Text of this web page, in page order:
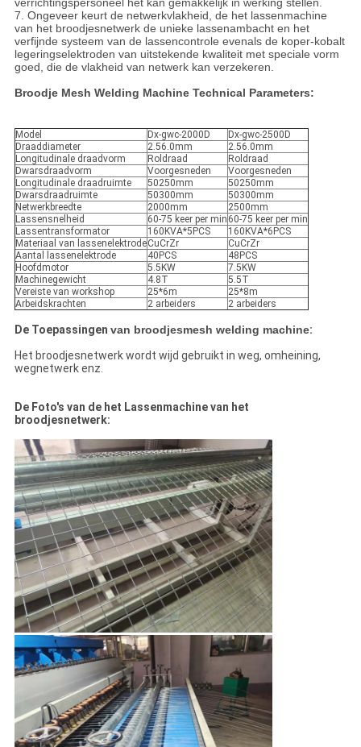
verrichtingspersoneel het kan gemakkelijk in werking stellen.
7. Ongeveer keurt de netwerkvlakheid, de het lassenmachine
van het broodjesnetwerk de unieke lassenambacht en het
verfijnde systeem van de lassencontrole evenals de koper-kobalt
legeringselektroden van uitstekende kwaliteit met speciale vorm
goed, die de vlakheid van netwerk kan verzekeren.
Broodje Mesh Welding Machine Technical Parameters:
Model Dx-gwc-2000D
Dx-gwc-2500D
Draaddiameter
2.56.0mm
2.56.0mm
Longitudinale draadvorm
Roldraad
Roldraad
Dwarsdraadvorm
Voorgesneden
Voorgesneden
Longitudinale draadruimte
50250mm
50250mm
Dwarsdraadruimte
50300mm
50300mm
Netwerkbreedte
2000mm
2500mm
Lassensnelheid
60-75 keer per min 60-75 keer per min
Lassentransformator
160KVA*5PCS
160KVA*6PCS
Materiaal van lassenelektrodeCuCrZr
CuCrZr
Aantal lassenelektrode
40PCS
48PCS
Hoofdmotor
5.5KW
7.5KW
Machinegewicht
4.8T
5.5T
Vereiste van workshop
25*6m
25*8m
Arbeidskrachten
2 arbeiders 2 arbeiders
De Toepassingen van broodjesmesh welding machine:
Het broodjesnetwerk wordt wijd gebruikt in weg, omheining,
wegnetwerk enz.
De Foto's van de het Lassenmachine van het
broodjesnetwerk: